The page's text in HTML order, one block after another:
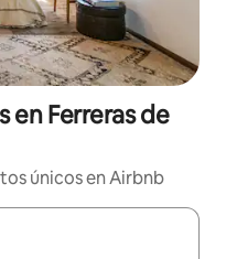
en Ferreras de
únicos en Airbnb
navega con las